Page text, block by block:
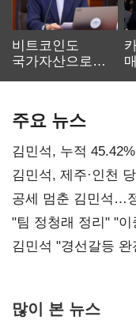
비트코인도
국가자산으로…'
주요 뉴스
김민석, 누적
0.86%p(2보)
김민석, 제주·인천
공세 멈춘 김민석…
"팀 정청래 정리" "
다툼 격화
김민석 "경선갈등
많이 본 뉴스